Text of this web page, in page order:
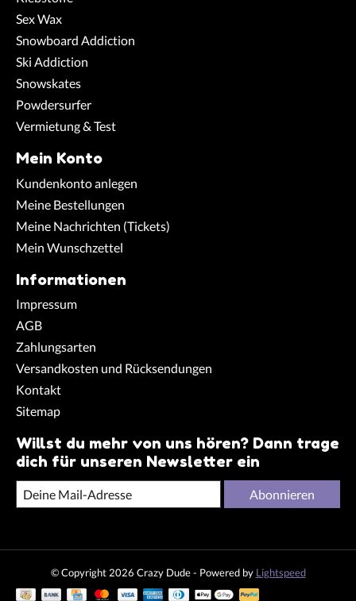
Sex Wax
Snowboard Addiction
Ski Addiction
Snowskates
Powdersurfer
Vermietung & Test
Mein Konto
Kundenkonto anlegen
Meine Bestellungen
Meine Nachrichten (Tickets)
Mein Wunschzettel
Informationen
Impressum
AGB
Zahlungsarten
Versandkosten und Rücksendungen
Kontakt
Sitemap
Willst du mehr von uns hören? Dann trage
dich für unseren Newsletter ein
Abonnieren
© Copyright 2026 Crazy Dude - Powered by Lightspeed